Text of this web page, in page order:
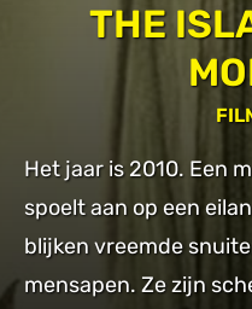
THE
Het jaar is 2010. Een
spoelt aan op een
blijken vreemde
mensapen. Ze zijn